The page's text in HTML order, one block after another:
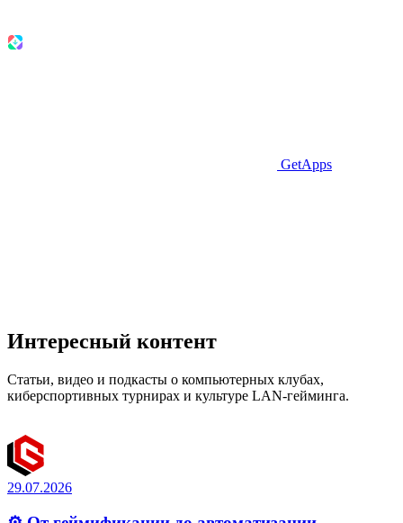
GetApps
Интересный контент
Статьи, видео и подкасты о компьютерных клубах,
киберспортивных турнирах и культуре LAN-гейминга.
29.07.2026